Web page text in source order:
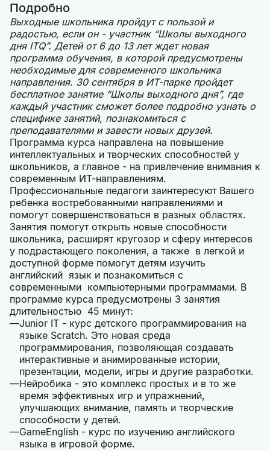
Подробно
Выходные школьника пройдут с пользой и
радостью, если он - участник “Школы выходного
дня ITQ”. Детей от 6 до 13 лет ждет новая
программа обучения, в которой предусмотрены
необходимые для современного школьника
направления. 30 сентября в ИТ-парке пройдет
бесплатное занятие “Школы выходного дня”, где
каждый участник сможет более подробно узнать о
специфике занятий, познакомиться с
преподавателями и завести новых друзей.
Программа курса направлена на повышение
интеллектуальных и творческих способностей у
школьников, а главное - на привлечение внимания к
современным ИТ-направлениям.
Профессиональные педагоги заинтересуют Вашего
ребенка востребованными направлениями и
помогут совершенствоваться в разных областях.
Занятия помогут открыть новые способности
школьника, расширят кругозор и сферу интересов
у подрастающего поколения, а также в легкой и
доступной форме помогут детям изучить
английский язык и познакомиться с
современными компьютерными программами. В
программе курса предусмотрены 3 занятия
длительностью 45 минут:
Junior IT - курс детского программирования на
языке Scratch. Это новая среда
программирования, позволяющая создавать
интерактивные и анимированные истории,
презентации, модели, игры и другие разработки.
Нейробика - это комплекс простых и в то же
время эффективных игр и упражнений,
улучшающих внимание, память и творческие
способности у детей.
GameEnglish - курс по изучению английского
языка в игровой форме.